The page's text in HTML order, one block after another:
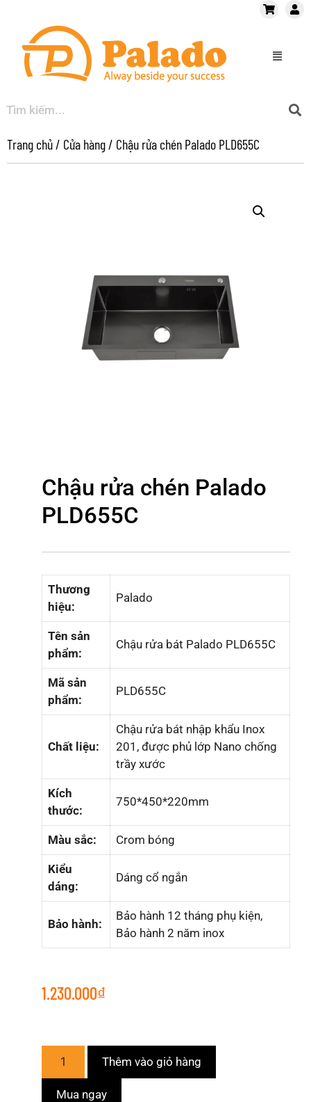
Trang chủ/ Cửa hàng/ Chậu rửa chén Palado PLD655C
Chậu rửa chén Palado
PLD655C
Thương
hiệu:
Palado
Tên sản
phẩm:
Chậu rửa bát Palado PLD655C
Mã sản
phẩm:
PLD655C
Chất liệu:
Chậu rửa bát nhập khẩu Inox
201, được phủ lớp Nano chống
trầy xước
Kích
thước:
750*450*220mm
Màu sắc: Crom bóng
Kiểu
dáng:
Dáng cổ ngắn
Bảo hành:
Bảo hành 12 tháng phụ kiện,
Bảo hành 2 năm inox
1.230.000₫
Thêm vào giỏ hàng
Mua ngay